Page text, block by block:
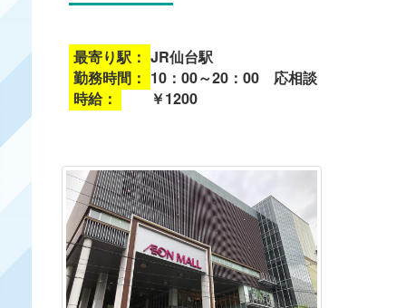
最寄り駅： JR仙台駅
勤務時間： 10：00～20：00 応相談
時給：
￥1200